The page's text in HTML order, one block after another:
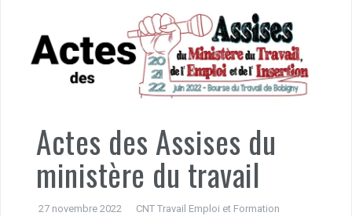
Actes des Assises du
ministère du travail
27 novembre 2022
CNT Travail Emploi et Formation